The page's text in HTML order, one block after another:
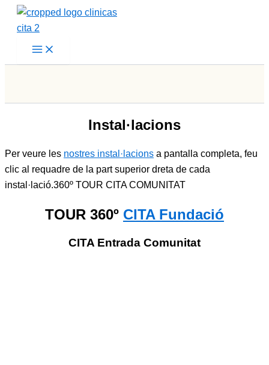
Vés
Instal·lacions
Per veure les nostres instal·lacions a pantalla completa, feu
clic al requadre de la part superior dreta de cada
instal·lació.360º TOUR CITA COMUNITAT
TOUR 360º CITA Fundació
CITA Entrada Comunitat